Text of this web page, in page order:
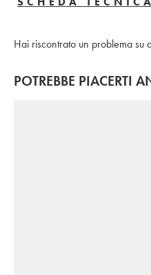
Hai riscontrato un problema su
POTREBBE PIACERTI